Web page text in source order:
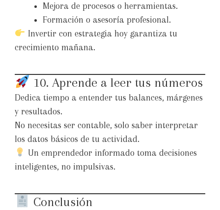
Mejora de procesos o herramientas.
Formación o asesoría profesional.
Invertir con estrategia hoy garantiza tu
crecimiento mañana.
10. Aprende a leer tus números
Dedica tiempo a entender tus balances, márgenes
y resultados.
No necesitas ser contable, solo saber interpretar
los datos básicos de tu actividad.
Un emprendedor informado toma decisiones
inteligentes, no impulsivas.
Conclusión